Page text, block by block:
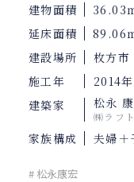
建物面積
36.03
延床面積
89.06
建設場所
枚方市
施工年
2014年
建築家
松永
㈱ラフト
家族構成 夫婦＋
# 松永康宏